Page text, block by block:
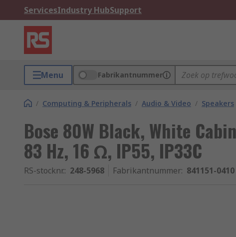
ServicesIndustry HubSupport
Menu Fabrikantnummer
/ Computing & Peripherals / Audio & Video / Speakers
Bose 80W Black, White
83 Hz, 16 Ω, IP55, IP33C
RS-stocknr.: 248-5968 Fabrikantnummer: 841151-0410